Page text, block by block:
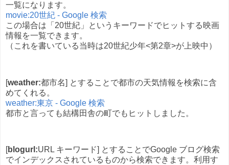
一覧になります。
movie:20世紀 - Google 検索
この場合は「20世紀」というキーワードでヒットする映画
情報を一覧できます。
（これを書いている当時は20世紀少年<第2章>が上映中）
[weather:都市名] とすることで都市の天気情報を検索に含
めてくれる。
weather:東京 - Google 検索
都市と言っても結構田舎の町でもヒットしました。
blogurl:URL キーワード] とすることでGoogle ブログ検索
でインデックスされているものから検索できます。利用す